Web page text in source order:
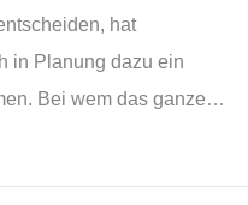
hat
in Planung dazu ein
Bei wem das ganze…